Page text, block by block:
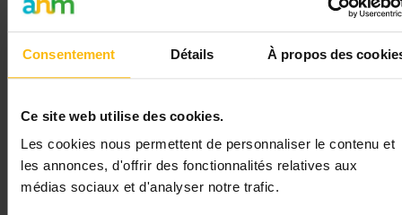
Consentement Détails À propos des
Ce site web utilise des cookies.
Les cookies nous permettent de personnaliser le contenu et
les annonces, d'offrir des fonctionnalités relatives aux
médias sociaux et d'analyser notre trafic.
Ixelles
Infirmier(ère)
Ixelles